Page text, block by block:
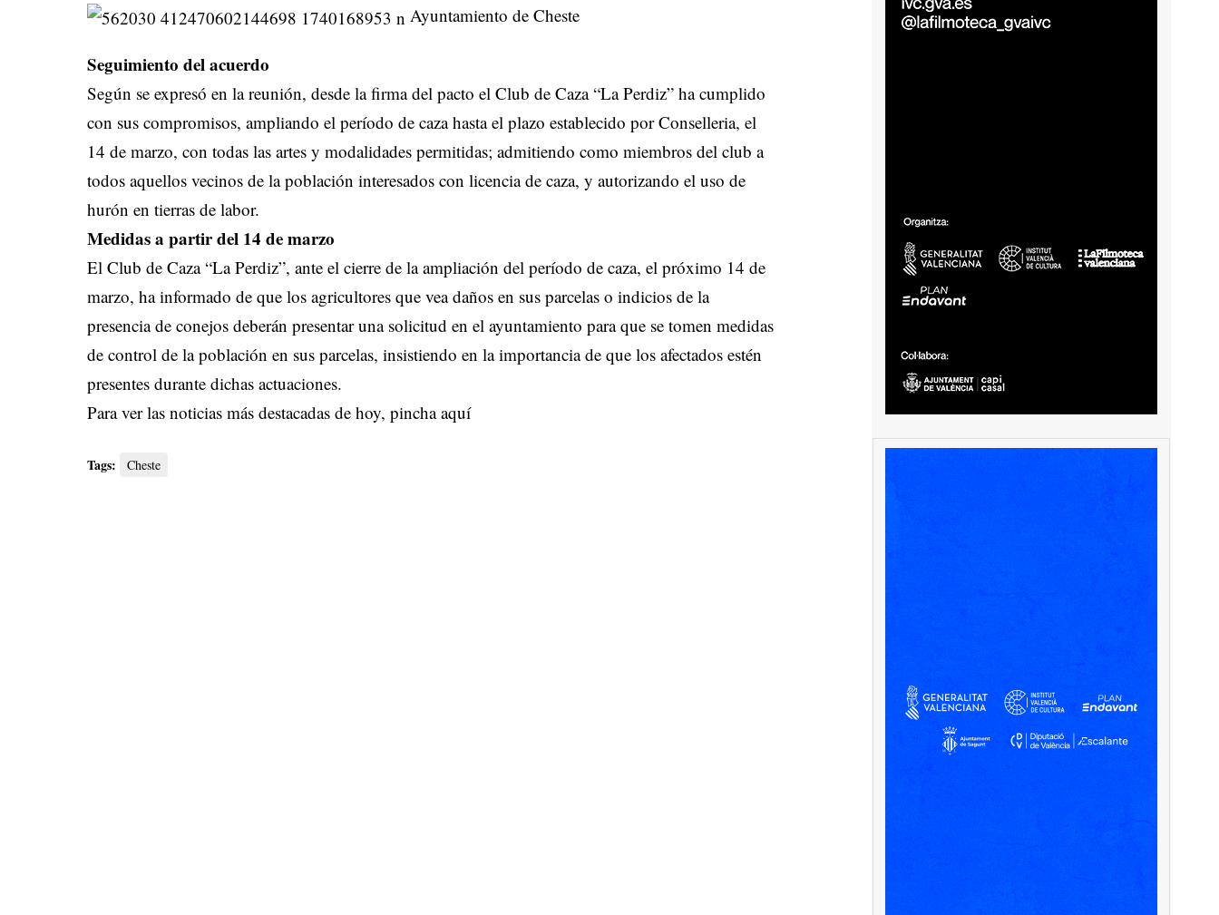
Ayuntamiento de Cheste
Seguimiento del acuerdo
Según se expresó en la reunión, desde la firma del pacto el Club de Caza “La Perdiz” ha cumplido
con sus compromisos, ampliando el período de caza hasta el plazo establecido por Conselleria, el
14 de marzo, con todas las artes y modalidades permitidas; admitiendo como miembros del club a
todos aquellos vecinos de la población interesados con licencia de caza, y autorizando el uso de
hurón en tierras de labor.
Medidas a partir del 14 de marzo
El Club de Caza “La Perdiz”, ante el cierre de la ampliación del período de caza, el próximo 14 de
marzo, ha informado de que los agricultores que vea daños en sus parcelas o indicios de la
presencia de conejos deberán presentar una solicitud en el ayuntamiento para que se tomen medidas
de control de la población en sus parcelas, insistiendo en la importancia de que los afectados estén
presentes durante dichas actuaciones.
Para ver las noticias más destacadas de hoy,pincha aquí
Tags: Cheste